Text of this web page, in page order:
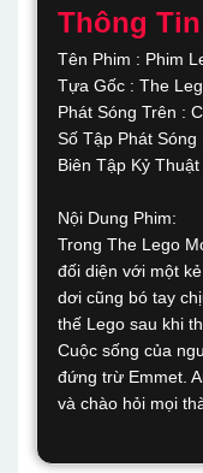
Thông
Tên Phim : Phim
Tựa Gốc : The
Phát Sóng Trên :
Số Tập Phát Sóng
Biên Tập Kỷ
Nội Dung Phim:
Trong The Lego
đối diện với một
dơi cũng bó tay
thế Lego sau khi
Cuộc sống của
đứng trừ Emmet.
và chào hỏi mọi